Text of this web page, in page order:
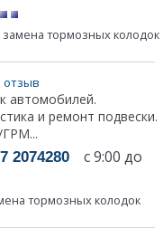
замена тормозных колодок
отзыв
автомобилей.
и ремонт подвески.
ГРМ...
2074280 с 9:00 до
тормозных колодок